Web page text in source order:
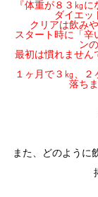
『体重が８３㎏
ダイエッ
クリアは飲み
スタート時に「辛
ン
最初は慣れません
１ヶ月で３㎏、
落ち
また、どのように